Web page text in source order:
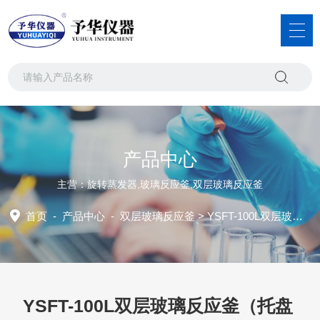
产品中心
主营：旋转蒸发器,玻璃反应釜,双层玻璃反应釜
首页 - 产品中心 -双层玻璃反应釜> YSFT-100L双层玻璃反应釜（托盘型）
YSFT-100L双层玻璃反应釜（托盘